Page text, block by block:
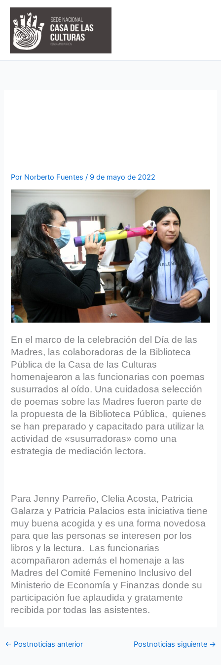
contenido
Por Norberto Fuentes / 9 de mayo de 2022
En el marco de la celebración del Día de las
Madres, las colaboradoras de la Biblioteca
Pública de la Casa de las Culturas
homenajearon a las funcionarias con poemas
susurrados al oído. Una cuidadosa selección
de poemas sobre las Madres fueron parte de
la propuesta de la Biblioteca Pública, quienes
se han preparado y capacitado para utilizar la
actividad de «susurradoras» como una
estrategia de mediación lectora.
Para Jenny Parreño, Clelia Acosta, Patricia
Galarza y Patricia Palacios esta iniciativa tiene
muy buena acogida y es una forma novedosa
para que las personas se interesen por los
libros y la lectura. Las funcionarias
acompañaron además el homenaje a las
Madres del Comité Femenino Inclusivo del
Ministerio de Economía y Finanzas donde su
participación fue aplaudida y gratamente
recibida por todas las asistentes.
← Postnoticias anterior Postnoticias siguiente →